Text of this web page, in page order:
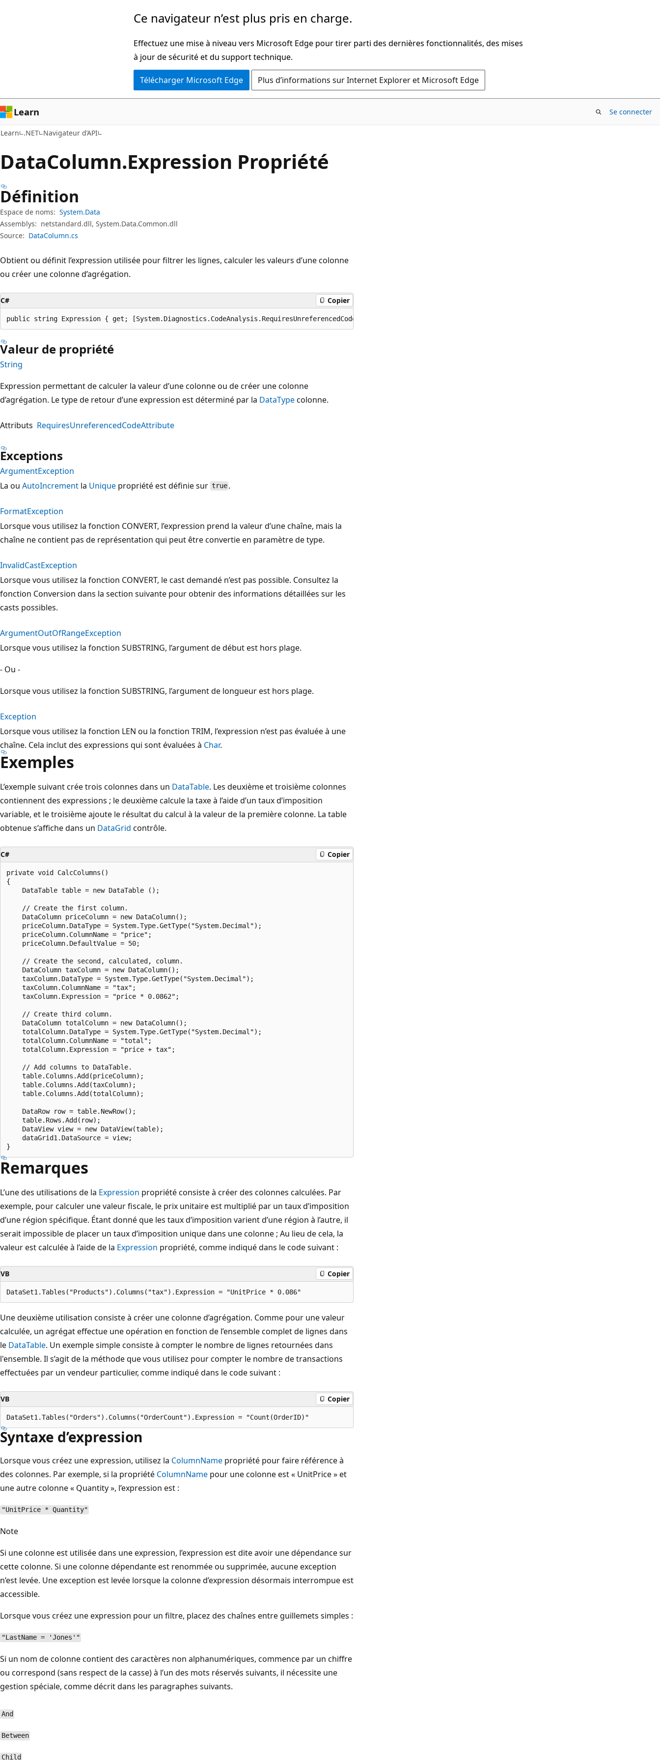
page
Ce navigateur n’est plus pris en charge.
Effectuez une mise à niveau vers Microsoft Edge pour tirer parti des dernières fonctionnalités, des mises
à jour de sécurité et du support technique.
Télécharger Microsoft Edge Plus d’informations sur Internet Explorer et Microsoft Edge
Learn Se connecter
Learn .NET Navigateur d’API
DataColumn.Expression Propriété
Définition
Espace de noms: System.Data
Assemblys: netstandard.dll, System.Data.Common.dll
Source: DataColumn.cs
Obtient ou définit l’expression utilisée pour filtrer les lignes, calculer les valeurs d’une colonne
ou créer une colonne d’agrégation.
C# Copier
public string Expression { get; [System.Diagnostics.CodeAnalysis.RequiresUnreferencedCode("Members from types used in the expressions may be trimmed if not
Valeur de propriété
String
Expression permettant de calculer la valeur d’une colonne ou de créer une colonne
d’agrégation. Le type de retour d’une expression est déterminé par la DataTypecolonne.
Attributs RequiresUnreferencedCodeAttribute
Exceptions
ArgumentException
La ou AutoIncrement la Unique propriété est définie sur true .
FormatException
Lorsque vous utilisez la fonction CONVERT, l’expression prend la valeur d’une chaîne, mais la
chaîne ne contient pas de représentation qui peut être convertie en paramètre de type.
InvalidCastException
Lorsque vous utilisez la fonction CONVERT, le cast demandé n’est pas possible. Consultez la
fonction Conversion dans la section suivante pour obtenir des informations détaillées sur les
casts possibles.
ArgumentOutOfRangeException
Lorsque vous utilisez la fonction SUBSTRING, l’argument de début est hors plage.
- Ou -
Lorsque vous utilisez la fonction SUBSTRING, l’argument de longueur est hors plage.
Exception
Lorsque vous utilisez la fonction LEN ou la fonction TRIM, l’expression n’est pas évaluée à une
chaîne. Cela inclut des expressions qui sont évaluées à Char.
Exemples
L’exemple suivant crée trois colonnes dans un DataTable. Les deuxième et troisième colonnes
contiennent des expressions ; le deuxième calcule la taxe à l’aide d’un taux d’imposition
variable, et le troisième ajoute le résultat du calcul à la valeur de la première colonne. La table
obtenue s’affiche dans un DataGrid contrôle.
C# Copier
private void CalcColumns()
{
    DataTable table = new DataTable ();
    // Create the first column.
    DataColumn priceColumn = new DataColumn();
    priceColumn.DataType = System.Type.GetType("System.Decimal");
    priceColumn.ColumnName = "price";
    priceColumn.DefaultValue = 50;
    // Create the second, calculated, column.
    DataColumn taxColumn = new DataColumn();
    taxColumn.DataType = System.Type.GetType("System.Decimal");
    taxColumn.ColumnName = "tax";
    taxColumn.Expression = "price * 0.0862";
    // Create third column.
    DataColumn totalColumn = new DataColumn();
    totalColumn.DataType = System.Type.GetType("System.Decimal");
    totalColumn.ColumnName = "total";
    totalColumn.Expression = "price + tax";
    // Add columns to DataTable.
    table.Columns.Add(priceColumn);
    table.Columns.Add(taxColumn);
    table.Columns.Add(totalColumn);
    DataRow row = table.NewRow();
    table.Rows.Add(row);
    DataView view = new DataView(table);
    dataGrid1.DataSource = view;
Remarques
L’une des utilisations de la Expression propriété consiste à créer des colonnes calculées. Par
exemple, pour calculer une valeur fiscale, le prix unitaire est multiplié par un taux d’imposition
d’une région spécifique. Étant donné que les taux d’imposition varient d’une région à l’autre, il
serait impossible de placer un taux d’imposition unique dans une colonne ; Au lieu de cela, la
valeur est calculée à l’aide de la Expression propriété, comme indiqué dans le code suivant :
VB Copier
Une deuxième utilisation consiste à créer une colonne d’agrégation. Comme pour une valeur
calculée, un agrégat effectue une opération en fonction de l’ensemble complet de lignes dans
le DataTable. Un exemple simple consiste à compter le nombre de lignes retournées dans
l'ensemble. Il s’agit de la méthode que vous utilisez pour compter le nombre de transactions
effectuées par un vendeur particulier, comme indiqué dans le code suivant :
VB Copier
Syntaxe d’expression
Lorsque vous créez une expression, utilisez la ColumnName propriété pour faire référence à
des colonnes. Par exemple, si la propriété ColumnName pour une colonne est « UnitPrice » et
une autre colonne « Quantity », l’expression est :
"UnitPrice * Quantity"
Note
Si une colonne est utilisée dans une expression, l’expression est dite avoir une dépendance sur
cette colonne. Si une colonne dépendante est renommée ou supprimée, aucune exception
n’est levée. Une exception est levée lorsque la colonne d’expression désormais interrompue est
accessible.
Lorsque vous créez une expression pour un filtre, placez des chaînes entre guillemets simples :
"LastName = 'Jones'"
Si un nom de colonne contient des caractères non alphanumériques, commence par un chiffre
ou correspond (sans respect de la casse) à l’un des mots réservés suivants, il nécessite une
gestion spéciale, comme décrit dans les paragraphes suivants.
And
Between
Child